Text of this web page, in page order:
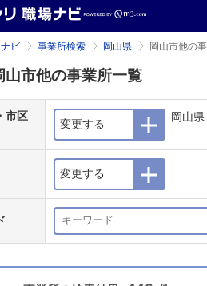
ビ 事業所検索 岡山県 岡山市他の
山市他の事業所一覧
市区
変更する
岡山
変更する